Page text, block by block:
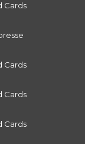
Cards
Cards
Cards
Cards